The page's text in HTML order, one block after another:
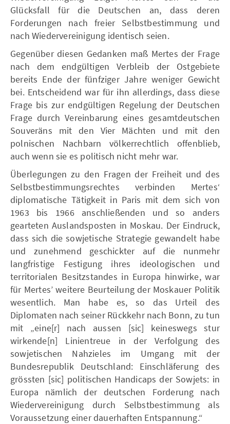
Glücksfall für die Deutschen an, dass deren
Forderungen nach freier Selbstbestimmung und
nach Wiedervereinigung identisch seien.
Gegenüber diesen Gedanken maß Mertes der Frage
nach dem endgültigen Verbleib der Ostgebiete
bereits Ende der fünfziger Jahre weniger Gewicht
bei. Entscheidend war für ihn allerdings, dass diese
Frage bis zur endgültigen Regelung der Deutschen
Frage durch Vereinbarung eines gesamtdeutschen
Souveräns mit den Vier Mächten und mit den
polnischen Nachbarn völkerrechtlich offenblieb,
auch wenn sie es politisch nicht mehr war.
Überlegungen zu den Fragen der Freiheit und des
Selbstbestimmungsrechtes verbinden Mertes‘
diplomatische Tätigkeit in Paris mit dem sich von
1963 bis 1966 anschließenden und so anders
gearteten Auslandsposten in Moskau. Der Eindruck,
dass sich die sowjetische Strategie gewandelt habe
und zunehmend geschickter auf die nunmehr
langfristige Festigung ihres ideologischen und
territorialen Besitzstandes in Europa hinwirke, war
für Mertes’ weitere Beurteilung der Moskauer Politik
wesentlich. Man habe es, so das Urteil des
Diplomaten nach seiner Rückkehr nach Bonn, zu tun
mit „eine[r] nach aussen [sic] keineswegs stur
wirkende[n] Linientreue in der Verfolgung des
sowjetischen Nahzieles im Umgang mit der
Bundesrepublik Deutschland: Einschläferung des
grössten [sic] politischen Handicaps der Sowjets: in
Europa nämlich der deutschen Forderung nach
Wiedervereinigung durch Selbstbestimmung als
Voraussetzung einer dauerhaften Entspannung.“